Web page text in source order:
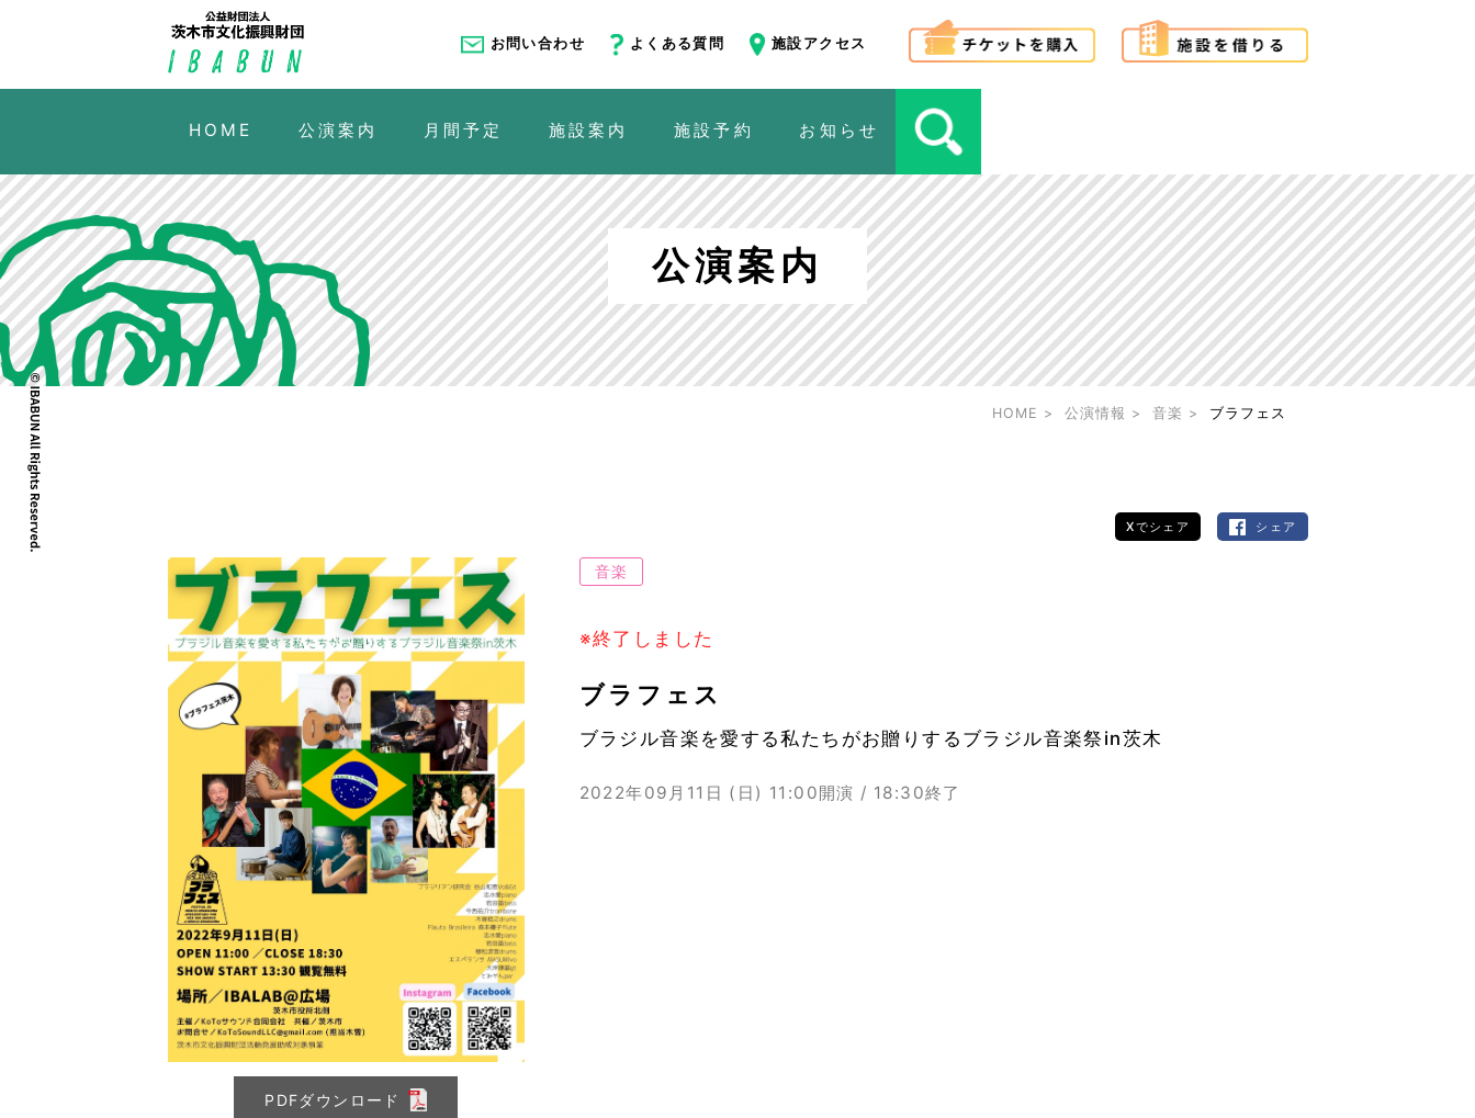
お問い合わせ よくある質問 施設アクセス
HOME 公演案内 月間予定 施設案内 施設予約 お知らせ
公演案内
HOME 公演情報 音楽 ブラフェス
Xでシェア シェア
PDFダウンロード
音楽
※終了しました
ブラフェス
ブラジル音楽を愛する私たちがお贈りするブラジル音楽祭in茨木
2022年09月11日 (日) 11:00開演 / 18:30終了